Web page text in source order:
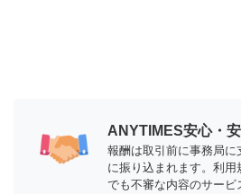
ANYTIMES安心・
報酬は取引前に事務局
に振り込まれます。利
でも不審な内容のサー